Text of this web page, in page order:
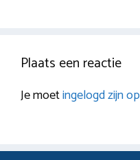
Plaats een reactie
Je moetingelogd zijn op